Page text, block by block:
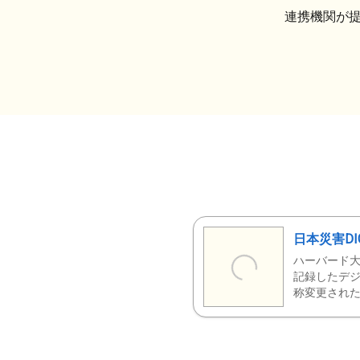
連携機関が
日本災害
ハーバード
記録したデ
称変更された